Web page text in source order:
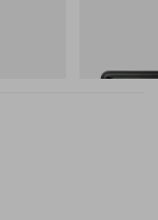
쇼핑하기